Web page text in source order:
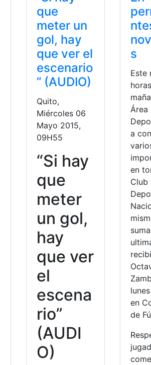
que
meter un
gol, hay
que ver el
escenario
” (AUDIO)
Quito,
Miércoles 06
Mayo 2015,
09H55
“Si hay
que
meter
un gol,
hay
que ver
el
escena
rio”
(AUDI
O)
s
Este
Área
a
en
Club
en
de